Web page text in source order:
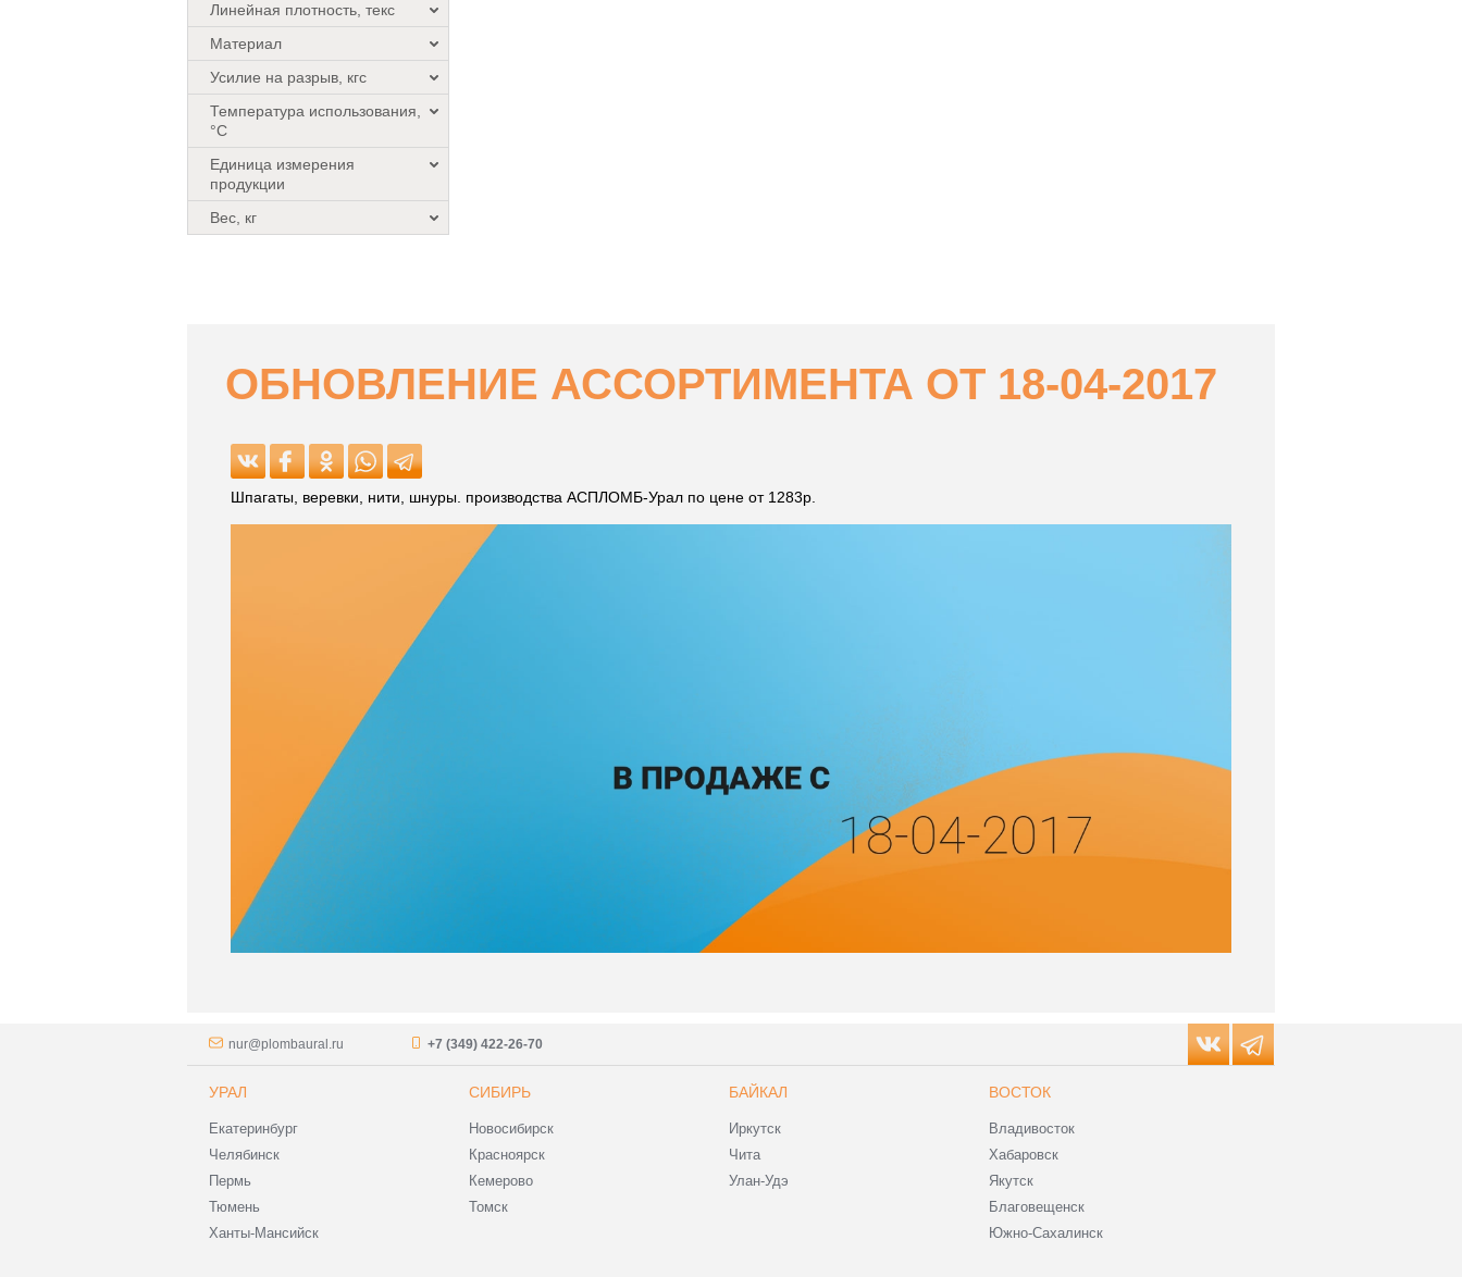
Линейная плотность, текс
Материал
Усилие на разрыв, кгс
Температура использования,
°C
Единица измерения
продукции
Вес, кг
ОБНОВЛЕНИЕ АССОРТИМЕНТА ОТ 18-04-2017
Шпагаты, веревки, нити, шнуры. производства АСПЛОМБ-Урал по цене от 1283р.
nur@plombaural.ru +7 (349) 422-26-70
УРАЛ
Екатеринбург
Челябинск
Пермь
Тюмень
Ханты-Мансийск
СИБИРЬ
Новосибирск
Красноярск
Кемерово
Томск
БАЙКАЛ
Иркутск
Чита
Улан-Удэ
ВОСТОК
Владивосток
Хабаровск
Якутск
Благовещенск
Южно-Сахалинск